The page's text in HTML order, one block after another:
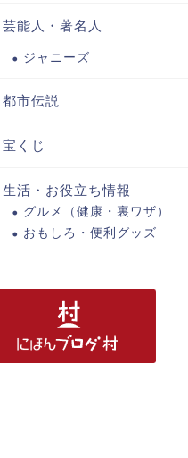
芸能人・著名人
ジャニーズ
都市伝説
宝くじ
生活・お役立ち情報
グルメ（健康・裏ワザ）
おもしろ・便利グッズ